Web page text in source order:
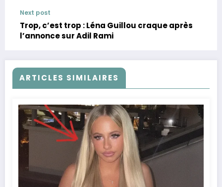
Next post
Trop, c’est trop : Léna Guillou craque après
l’annonce sur Adil Rami
ARTICLES SIMILAIRES